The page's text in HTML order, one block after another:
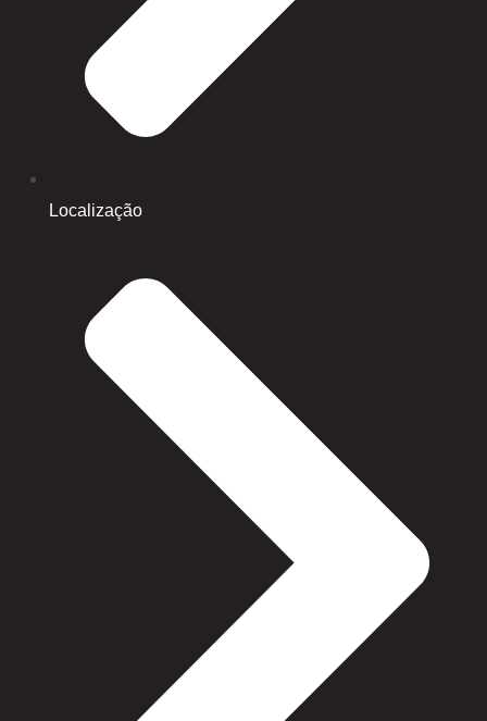
Localização